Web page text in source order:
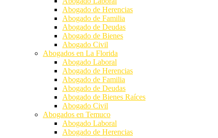
Abogado de Herencias
Abogado de Familia
Abogado de Deudas
Abogado de Bienes
Abogado Civil
Abogados en La Florida
Abogado Laboral
Abogado de Herencias
Abogado de Familia
Abogado de Deudas
Abogado de Bienes Raíces
Abogado Civil
Abogados en Temuco
Abogado Laboral
Abogado de Herencias